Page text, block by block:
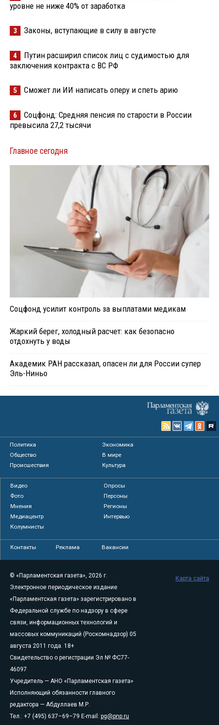
уровне не ниже 40% от заработка
3 Законы, вступающие в силу в августе
4
Путин расширил список лиц с судимостью для
заключения контракта с ВС РФ
5 Сможет ли ИИ написать оперу и спеть арию
6
Соцфонд: Средняя пенсия по старости в России
превысила 27,2 тысячи
Главное сегодня
Соцфонд усилит контроль за выплатами медикам
Жаркий берег, холодный расчет: как безопасно
отдохнуть у воды
Академик РАН рассказал, опасен ли для России супер
Эль-Ниньо
Политика
Экономика
Общество
В мире
Происшествия
Культура
Видео
Опросы
Фото
Персоны
Мнения
Регионы
Медиацентр
Интервью
Колумнисты
Контакты Реклама Вакансии
© «Парламентская газета», 2026 г.
Электронное периодическое издание
«Парламентская газета» зарегистрировано в
Федеральной службе по надзору в сфере
связи, информационных технологий и
массовых коммуникаций (Роскомнадзор) 05
августа 2011 года. 18+
Свидетельство о регистрации Эл № ФС77-
46097
Учредитель — АНО «Парламентская газета»
Исполняющий обязанности главного
редактора — Абдуллаев М.Р.
Тел.: +7 (495) 637–69–79 E-mail: pg@pnp.ru
Карта сайта